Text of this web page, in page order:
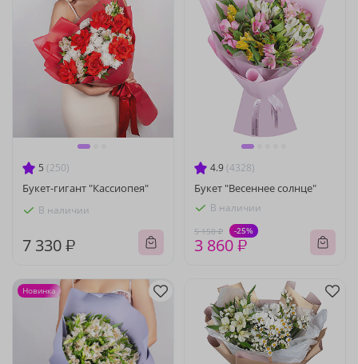
5 (250)
Букет-гигант "Кассиопея"
В наличии
7 330 ₽
4.9 (4328)
Букет "Весеннее солнце"
В наличии
5 150 ₽ -25%
3 860 ₽
Новинка